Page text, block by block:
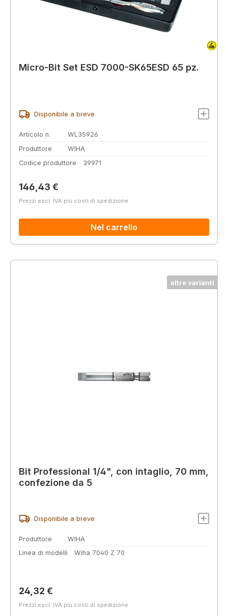
Micro-Bit Set ESD 7000-SK65ESD 65 pz.
Disponibile a breve
Articolo n.
WL35926
Produttore
WIHA
Codice produttore
39971
Prezzo normale:
146,43 €
Prezzi escl. IVA più costi di spedizione
Nel carrello
altre varianti
Bit Professional 1/4", con intaglio, 70 mm,
confezione da 5
Disponibile a breve
Produttore
WIHA
Linea di modelli
Wiha 7040 Z 70
Prezzo normale:
24,32 €
Prezzi escl. IVA più costi di spedizione